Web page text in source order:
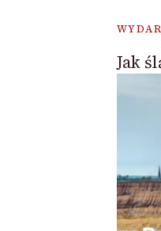
Jak